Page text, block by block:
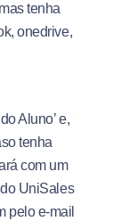
tenha
onedrive,
Aluno’ e,
tenha
com um
UniSales
pelo e-mail